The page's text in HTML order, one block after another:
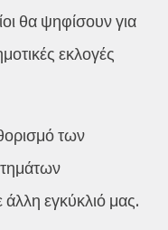
θα ψηφίσουν για
εκλογές
των
εγκύκλιό μας.